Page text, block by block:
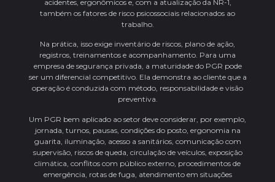
acidentes, ergonômicos e, com a atualização da NR-1,
também os fatores de risco psicossociais relacionados ao
trabalho.
Na prática, isso exige inventário de riscos, plano de ação,
registros, treinamentos e acompanhamento. Para uma
empresa de segurança privada, a maturidade do PGR pode
ser um diferencial competitivo. Ela demonstra ao cliente que a
operação é conduzida com método, responsabilidade e visão
preventiva.
Um PGR bem aplicado ao setor deve considerar, por exemplo,
jornada, turnos, pausas, condições do posto, ergonomia na
guarita, iluminação, acesso a sanitários, comunicação com
supervisão, riscos de queda, circulação de veículos, exposição
climática, conflitos com público externo, procedimentos de
emergência, rotas de fuga, atendimento em situações